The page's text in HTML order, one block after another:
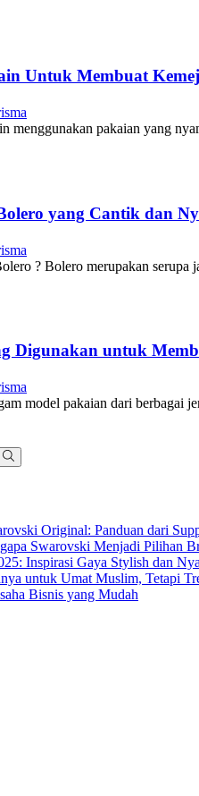
Untuk Membuat
menggunakan pakaian yang
yang Cantik dan
? Bolero merupakan
Digunakan untuk
model pakaian dari berbagai
Original: Panduan dari
Swarovski Menjadi Pilihan
Inspirasi Gaya Stylish dan
untuk Umat Muslim, Tetapi
Bisnis yang Mudah